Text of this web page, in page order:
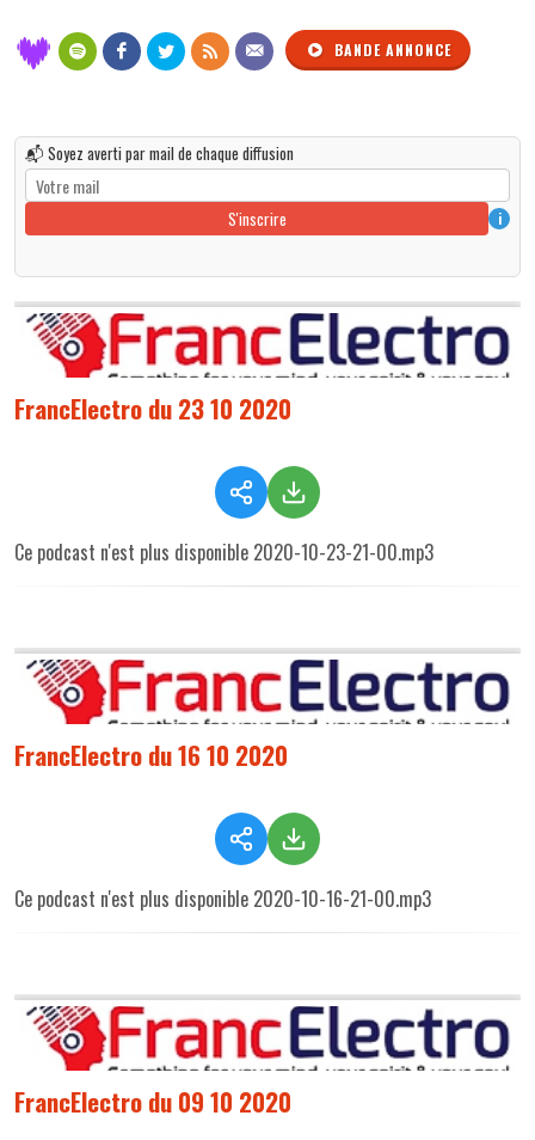
BANDE ANNONCE
📬 Soyez averti par mail de chaque diffusion
S'inscrire i
FrancElectro du 23 10 2020
Ce podcast n'est plus disponible 2020-10-23-21-00.mp3
FrancElectro du 16 10 2020
Ce podcast n'est plus disponible 2020-10-16-21-00.mp3
FrancElectro du 09 10 2020